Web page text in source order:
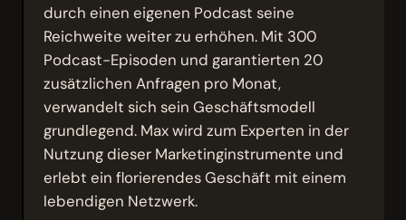
durch einen eigenen Podcast seine
Reichweite weiter zu erhöhen. Mit 300
Podcast-Episoden und garantierten 20
zusätzlichen Anfragen pro Monat,
verwandelt sich sein Geschäftsmodell
grundlegend. Max wird zum Experten in der
Nutzung dieser Marketinginstrumente und
erlebt ein florierendes Geschäft mit einem
lebendigen Netzwerk.